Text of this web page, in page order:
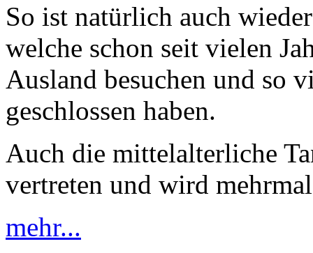
So ist natürlich auch
welche schon seit vielen
Ausland besuchen und so
geschlossen haben.
Auch die mittelalterliche
vertreten und wird
mehr...